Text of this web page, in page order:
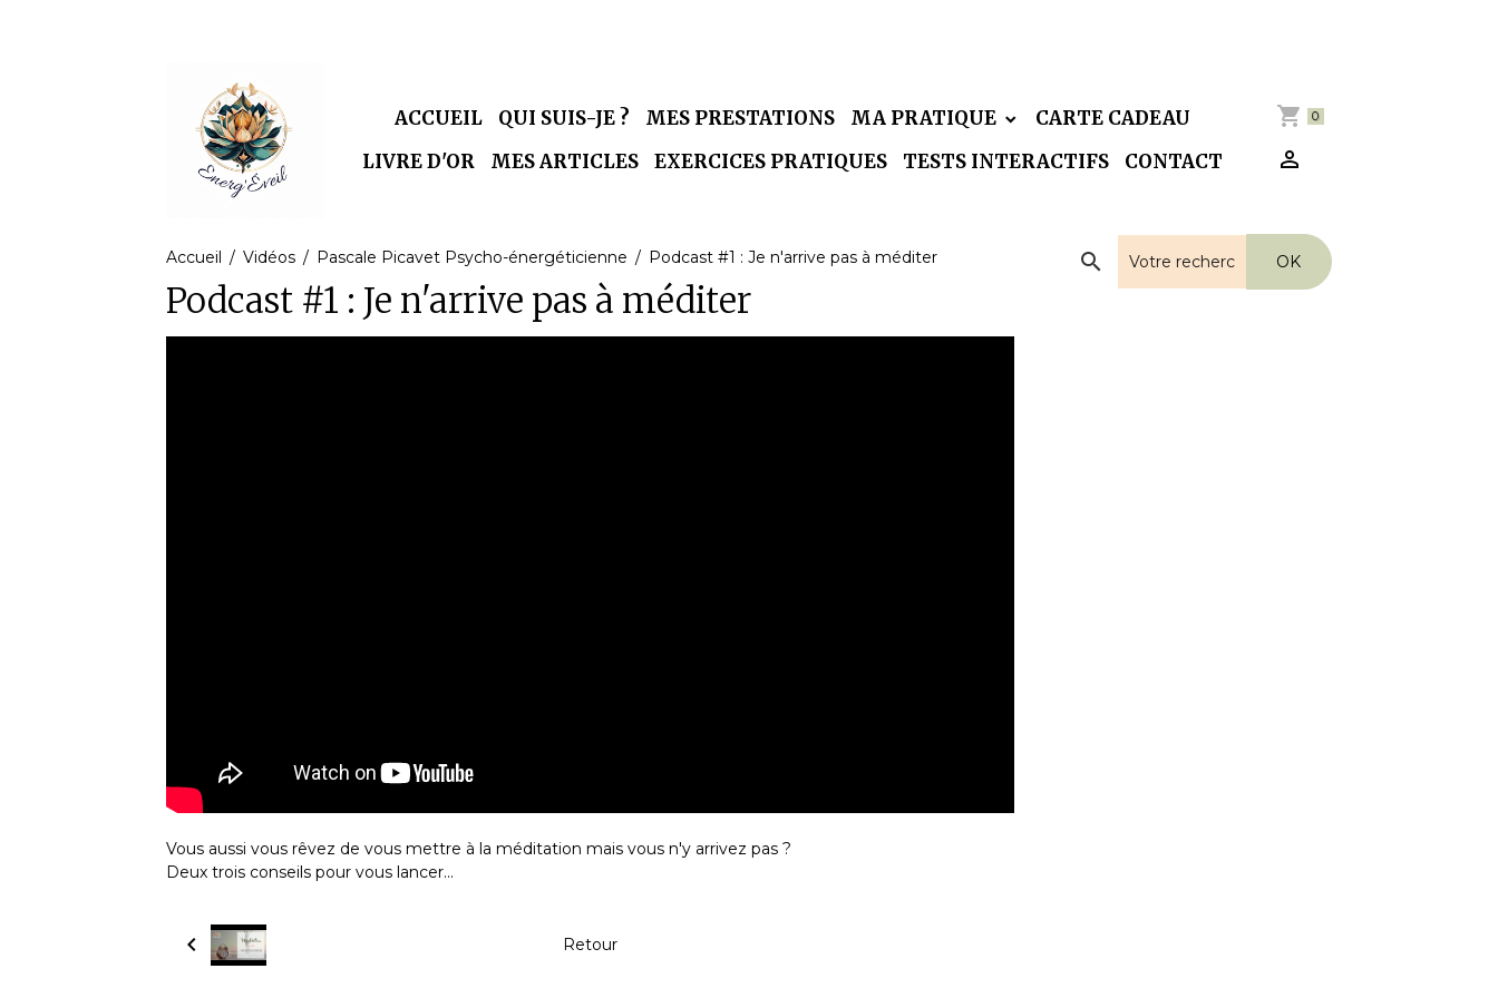
ACCUEIL QUI SUIS-JE ? MES PRESTATIONS MA PRATIQUE
CARTE CADEAU
LIVRE D'OR
MES ARTICLES EXERCICES PRATIQUES TESTS INTERACTIFS CONTACT
0
Accueil Vidéos Pascale Picavet Psycho-énergéticienne Podcast #1 : Je n'arrive pas à méditer
Podcast #1 : Je n'arrive pas à méditer
Vous aussi vous rêvez de vous mettre à la méditation mais vous n'y arrivez pas ?
Deux trois conseils pour vous lancer...
Retour
OK